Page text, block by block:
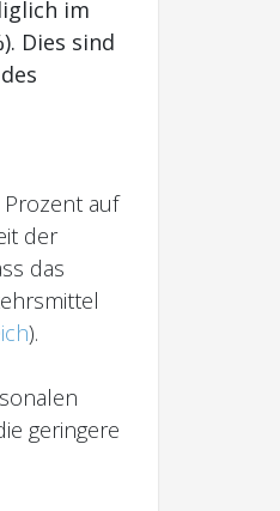
im
Dies sind
auf
der
das
).
geringere